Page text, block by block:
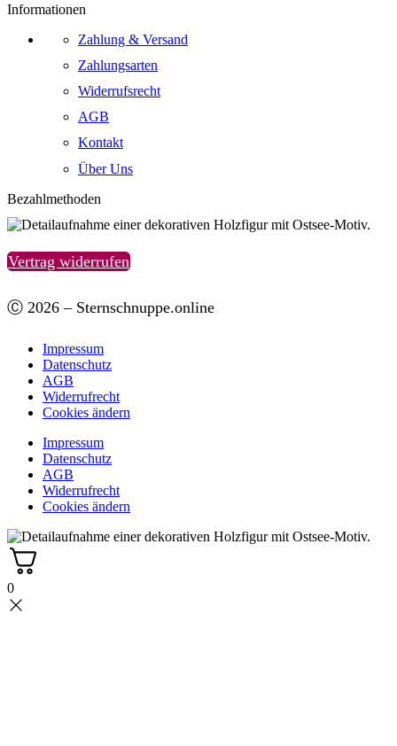
Informationen
Zahlung & Versand
Zahlungsarten
Widerrufsrecht
AGB
Kontakt
Über Uns
Bezahlmethoden
Vertrag widerrufen
Ⓒ 2026 – Sternschnuppe.online
Impressum
Datenschutz
AGB
Widerrufrecht
Cookies ändern
Impressum
Datenschutz
AGB
Widerrufrecht
Cookies ändern
0